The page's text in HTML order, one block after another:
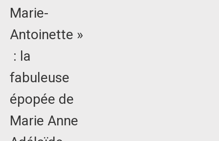
Marie-
Antoinette »
: la
fabuleuse
épopée de
Marie Anne